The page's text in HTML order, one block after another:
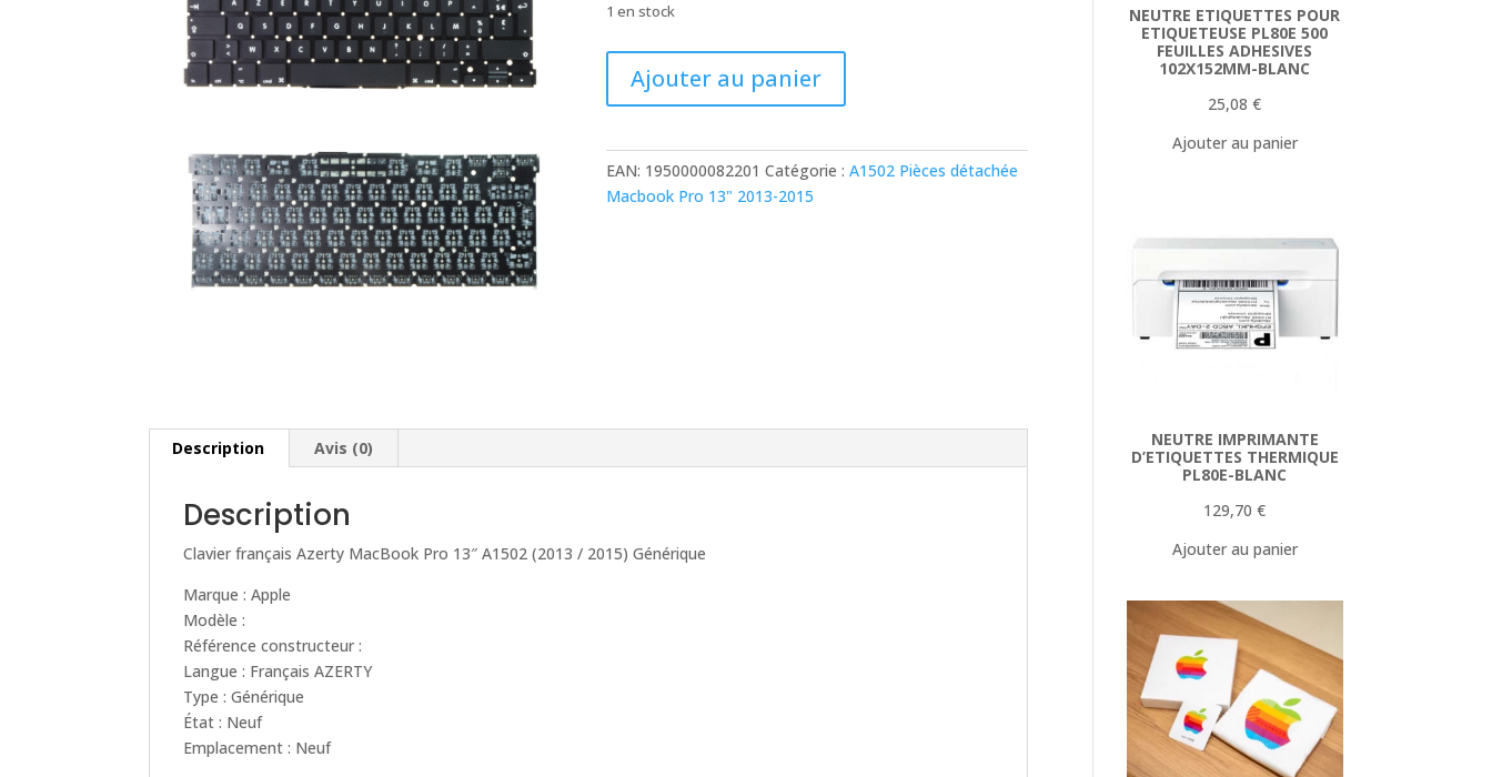
1 en stock
Azerty
MacBook
Ajouter au panier
EAN: 1950000082201 Catégorie :A1502 Pièces détachée
Macbook Pro 13" 2013-2015
Description Avis (0)
Description
Clavier français Azerty MacBook Pro 13″ A1502 (2013 / 2015) Générique
Marque : Apple
Modèle :
Référence constructeur :
Langue : Français AZERTY
Type : Générique
État : Neuf
Emplacement : Neuf
NEUTRE ETIQUETTES POUR
ETIQUETEUSE PL80E 500
FEUILLES ADHESIVES
102X152MM-BLANC
25,08€
Ajouter au panier
NEUTRE IMPRIMANTE
D’ETIQUETTES THERMIQUE
PL80E-BLANC
129,70€
Ajouter au panier